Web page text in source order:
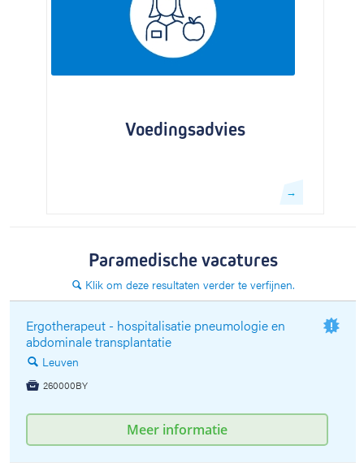
Voedingsadvies
→
Paramedische vacatures
🔍 Klik om deze resultaten verder te verfijnen.
Ergotherapeut - hospitalisatie pneumologie en
abdominale transplantatie
🔍 Leuven
 260000BY
Meer informatie